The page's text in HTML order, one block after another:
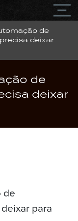
de
deixar
de
deixar